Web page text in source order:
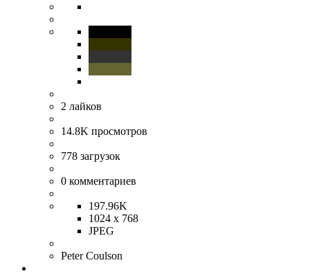
2 лайков
14.8K просмотров
778 загрузок
0 комментариев
197.96K
1024 x 768
JPEG
Peter Coulson